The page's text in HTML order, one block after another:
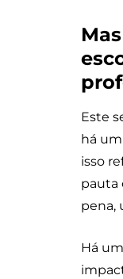
Este
há
isso
pauta
pena,
Há